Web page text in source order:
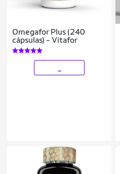
Omegafor Plus (240
cápsulas) - Vitafor